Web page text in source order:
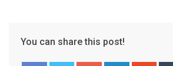
You can share this post!